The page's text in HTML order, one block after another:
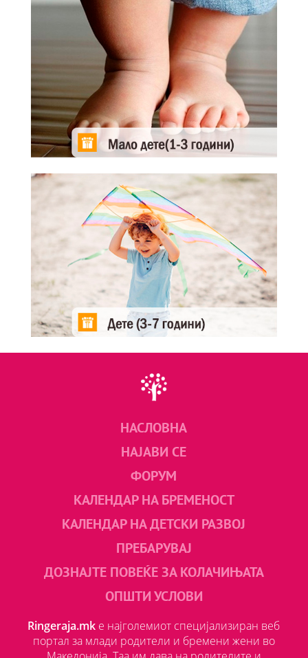
НАСЛОВНА
НАЈАВИ СЕ
ФОРУМ
КАЛЕНДАР НА БРЕМЕНОСТ
КАЛЕНДАР НА ДЕТСКИ РАЗВОЈ
ПРЕБАРУВАЈ
ДОЗНАЈТЕ ПОВЕЌЕ ЗА КОЛАЧИЊАТА
ОПШТИ УСЛОВИ
Ringeraja.mk е најголемиот специјализиран веб
портал за млади родители и бремени жени во